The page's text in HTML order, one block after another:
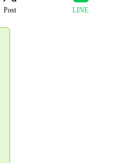
Post LINE